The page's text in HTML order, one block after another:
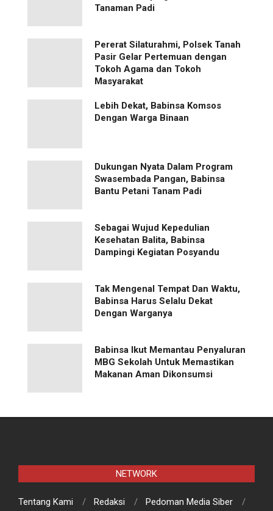
Tanaman Padi
Pererat Silaturahmi, Polsek Tanah
Pasir Gelar Pertemuan dengan
Tokoh Agama dan Tokoh
Masyarakat
Lebih Dekat, Babinsa Komsos
Dengan Warga Binaan
Dukungan Nyata Dalam Program
Swasembada Pangan, Babinsa
Bantu Petani Tanam Padi
Sebagai Wujud Kepedulian
Kesehatan Balita, Babinsa
Dampingi Kegiatan Posyandu
Tak Mengenal Tempat Dan Waktu,
Babinsa Harus Selalu Dekat
Dengan Warganya
Babinsa Ikut Memantau Penyaluran
MBG Sekolah Untuk Memastikan
Makanan Aman Dikonsumsi
NETWORK
Tentang Kami Redaksi Pedoman Media Siber